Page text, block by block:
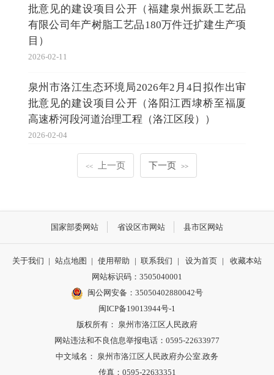
批意见的建设项目公开（福建泉州振跃工艺品
有限公司年产树脂工艺品180万件迁扩建生产项
目）
2026-02-11
泉州市洛江生态环境局2026年2月4日拟作出审
批意见的建设项目公开（洛阳江西埭桥至福厦
高速桥河段河道治理工程（洛江区段））
2026-02-04
<< 上一页 下一页 >>
国家部委网站 省设区市网站 县市区网站
关于我们 | 站点地图 | 使用帮助 | 联系我们 | 设为首页 |
收藏本站
网站标识码：3505040001
闽公网安备：35050402880042号
闽ICP备19013944号-1
版权所有： 泉州市洛江区人民政府
网站违法和不良信息举报电话：0595-22633977
中文域名： 泉州市洛江区人民政府办公室.政务
传真：0595-22633351